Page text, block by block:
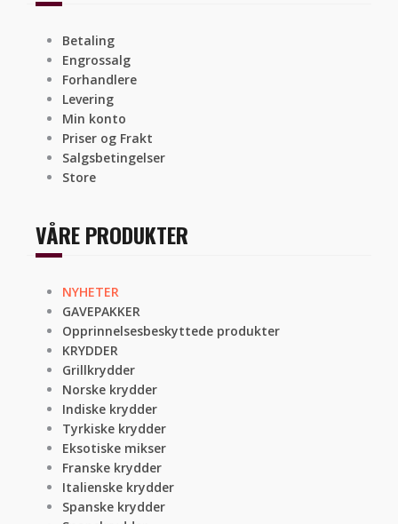
Betaling
Engrossalg
Forhandlere
Levering
Min konto
Priser og Frakt
Salgsbetingelser
Store
VÅRE PRODUKTER
NYHETER
GAVEPAKKER
Opprinnelsesbeskyttede produkter
KRYDDER
Grillkrydder
Norske krydder
Indiske krydder
Tyrkiske krydder
Eksotiske mikser
Franske krydder
Italienske krydder
Spanske krydder